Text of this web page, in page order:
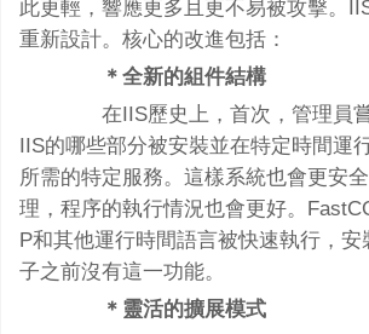
此更輕，響應更多且更不易被攻擊。
重新設計。核心的改進包括：
＊全新的組件結構
在IIS歷史上，首次，管理員嘗
IIS的哪些部分被安裝並在特定時間運
所需的特定服務。這樣系統也會更安
理，程序的執行情況也會更好。
P和其他運行時間語言被快速執行，
子之前沒有這一功能。
＊靈活的擴展模式